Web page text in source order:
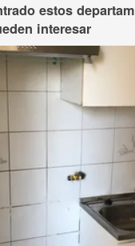
estos
interesar